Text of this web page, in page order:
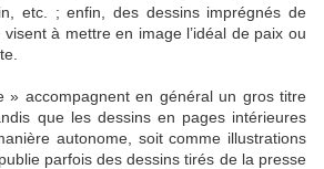
etc. ; enfin, des dessins imprégnés de
à mettre en image l’idéal de paix ou
» accompagnent en général un gros titre
que les dessins en pages intérieures
autonome, soit comme illustrations
parfois des dessins tirés de la presse